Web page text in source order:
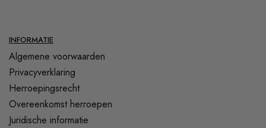
INFORMATIE
Algemene voorwaarden
Privacyverklaring
Herroepingsrecht
Overeenkomst herroepen
Juridische informatie